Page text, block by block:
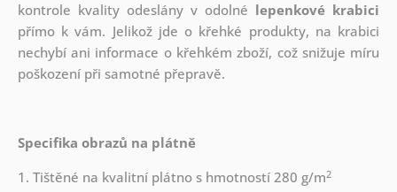
kontrole kvality odeslány v odolné lepenkové krabici
přímo k vám. Jelikož jde o křehké produkty, na krabici
nechybí ani informace o křehkém zboží, což snižuje míru
poškození při samotné přepravě.
Specifika obrazů na plátně
1. Tištěné na kvalitní plátno s hmotností 280 g/m2